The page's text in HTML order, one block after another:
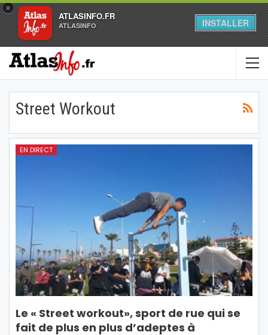
×
ATLASINFO.FR
ATLASINFO INSTALLER
Street Workout
EN DIRECT
Le « Street workout», sport de rue qui se
fait de plus en plus d’adeptes à